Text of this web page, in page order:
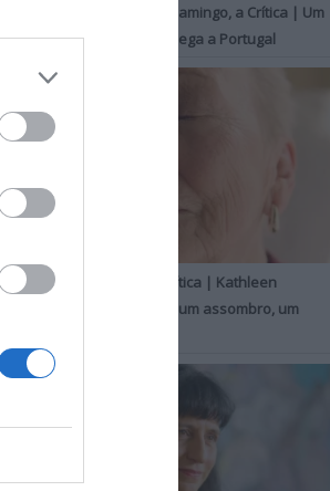
O Misterioso Olhar do Flamingo, a Crítica | Um
Campeão de Cannes chega a Portugal
Um Toque Familiar, a Crítica | Kathleen
Chalfant é um espanto, um assombro, um